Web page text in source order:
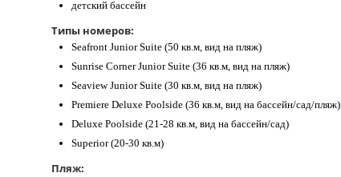
детский бассейн
Типы номеров:
Seafront Junior Suite (50 кв.м, вид на пляж)
Sunrise Corner Junior Suite (36 кв.м, вид на пляж)
Seaview Junior Suite (30 кв.м, вид на пляж)
Premiere Deluxe Poolside (36 кв.м, вид на бассейн/сад/пляж)
Deluxe Poolside (21-28 кв.м, вид на бассейн/сад)
Superior (20-30 кв.м)
Пляж: